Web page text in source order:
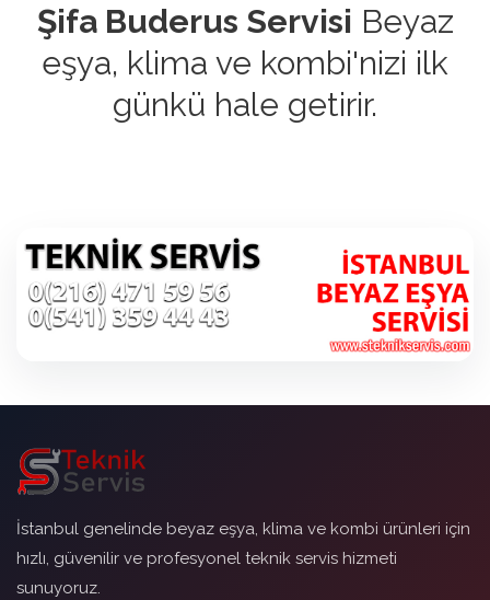
Şifa Buderus Servisi Beyaz
eşya, klima ve kombi'nizi ilk
günkü hale getirir.
İstanbul genelinde beyaz eşya, klima ve kombi ürünleri için
hızlı, güvenilir ve profesyonel teknik servis hizmeti
sunuyoruz.